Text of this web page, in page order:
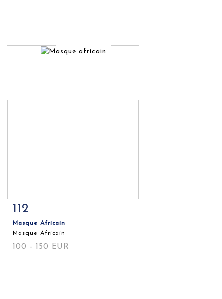
Fiche détaillée
112
Masque Africain
Masque Africain
100 - 150 EUR